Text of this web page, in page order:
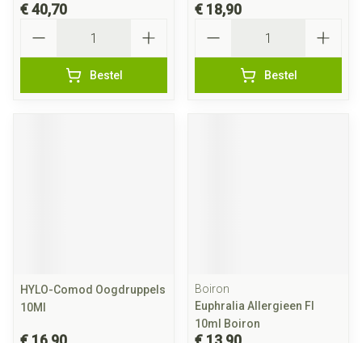
€ 40,70
Bestel
€ 18,90
Bestel
HYLO-Comod Oogdruppels
10Ml
Boiron
Euphralia Allergieen Fl
10ml Boiron